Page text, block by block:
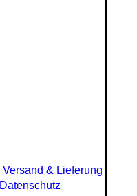
Versand & Lieferung
Datenschutz